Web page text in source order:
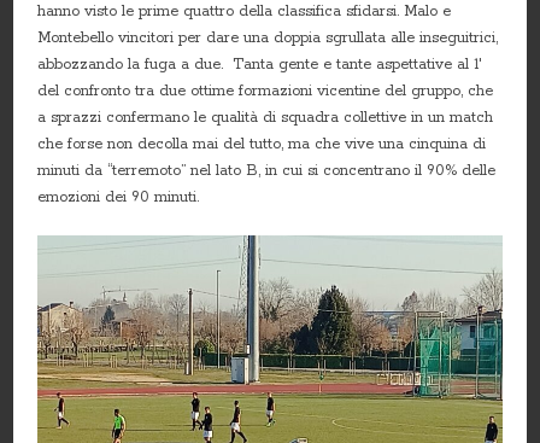
hanno visto le prime quattro della classifica sfidarsi. Malo e
Montebello vincitori per dare una doppia sgrullata alle inseguitrici,
abbozzando la fuga a due. Tanta gente e tante aspettative al 1′
del confronto tra due ottime formazioni vicentine del gruppo, che
a sprazzi confermano le qualità di squadra collettive in un match
che forse non decolla mai del tutto, ma che vive una cinquina di
minuti da “terremoto” nel lato B, in cui si concentrano il 90% delle
emozioni dei 90 minuti.